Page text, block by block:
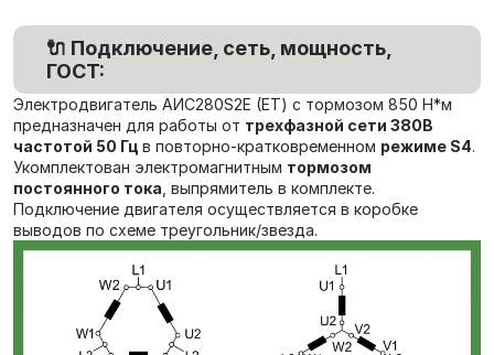
🔌 Подключение, сеть, мощность,
ГОСТ:
Электродвигатель AИC280S2Е (ET) с тормозом 850 Н*м
предназначен для работы от трехфазной сети 380В
частотой 50 Гц в повторно-кратковременном режиме S4.
Укомплектован электромагнитным тормозом
постоянного тока , выпрямитель в комплекте.
Подключение двигателя осуществляется в коробке
выводов по схеме треугольник/звезда.